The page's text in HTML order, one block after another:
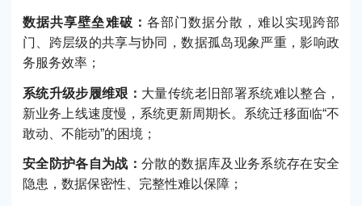
数据共享壁垒难破： 各部门数据分散，难以实现跨部
门、跨层级的共享与协同，数据孤岛现象严重，影响政
务服务效率；
系统升级步履维艰： 大量传统老旧部署系统难以整合，
新业务上线速度慢，系统更新周期长。系统迁移面临“不
敢动、不能动”的困境；
安全防护各自为战：分散的数据库及业务系统存在安全
隐患，数据保密性、完整性难以保障；